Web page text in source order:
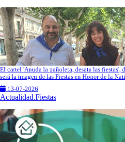
El cartel 'Anuda la pañoleta, desata las fiestas',
será la imagen de las Fiestas en Honor de la
13-07-2026
Actualidad.Fiestas